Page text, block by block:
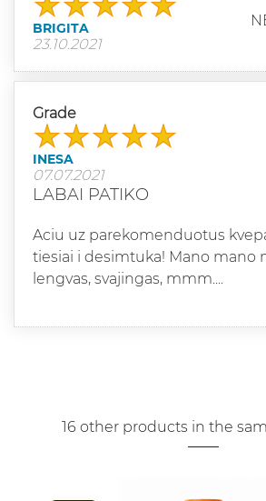
BRIGITA
23.10.2021
Grade
INESA
07.07.2021
LABAI PATIKO
Aciu uz parekomenduotus
tiesiai i desimtuka! Mano mano
lengvas, svajingas, mmm....
16 other products in the